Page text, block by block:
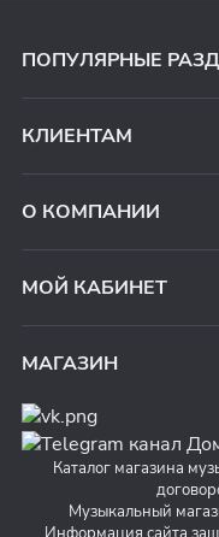
ПОПУЛЯРНЫЕ
КЛИЕНТАМ
О КОМПАНИИ
МОЙ КАБИНЕТ
МАГАЗИН
Каталог магазина
Музыкальный